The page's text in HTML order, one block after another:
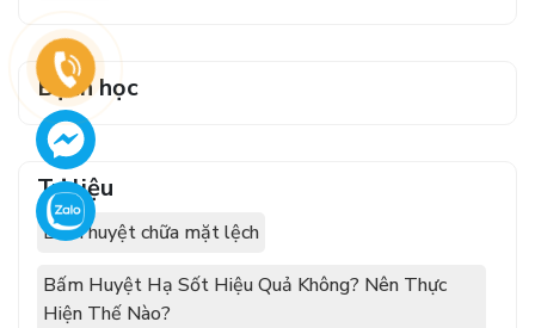
Bệnh học
Trị liệu
Bấm huyệt chữa mặt lệch
Bấm Huyệt Hạ Sốt Hiệu Quả Không? Nên Thực
Hiện Thế Nào?